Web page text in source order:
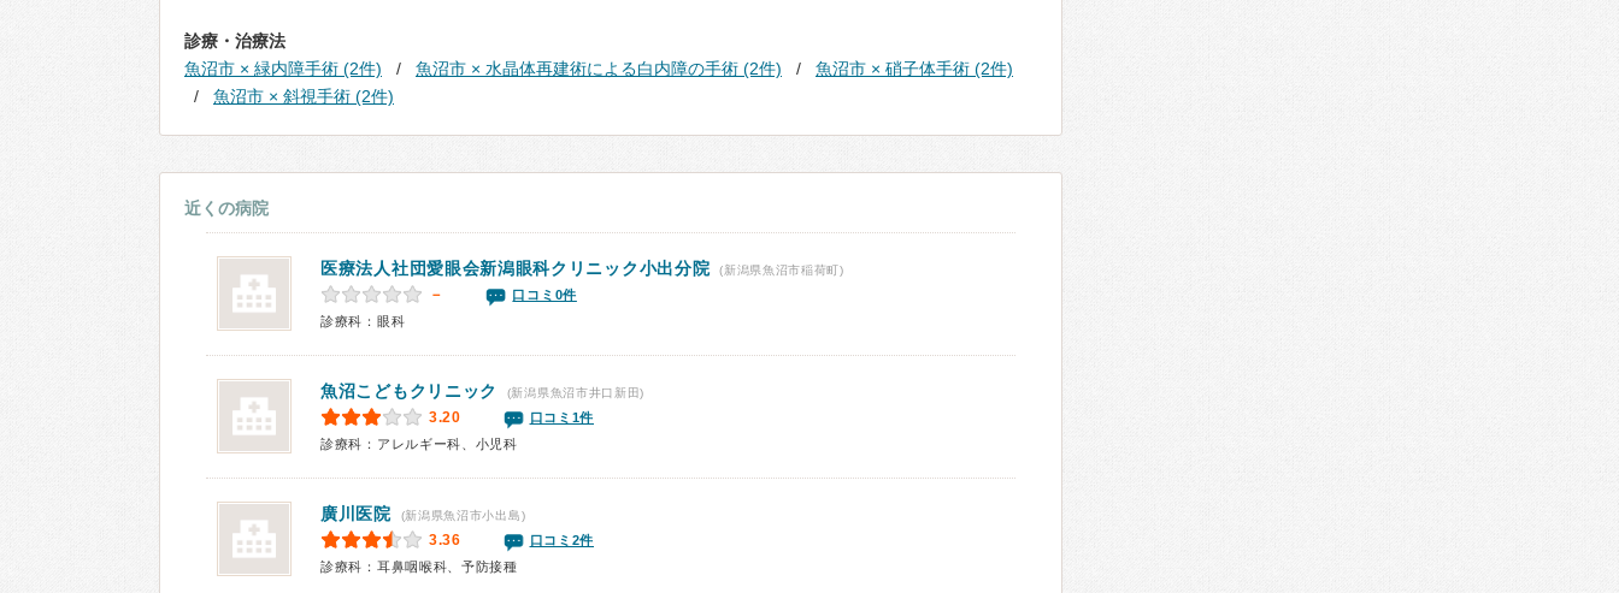
診療・治療法
魚沼市 × 緑内障手術 (2件)
魚沼市 × 水晶体再建術による白内障の手術 (2件)
魚沼市 × 硝子体手術 (2件)
魚沼市 × 斜視手術 (2件)
近くの病院
医療法人社団愛眼会新潟眼科クリニック小出分院 (新潟県魚沼市稲荷町)
－
口コミ0件
診療科：眼科
魚沼こどもクリニック (新潟県魚沼市井口新田)
3.20
口コミ1件
診療科：アレルギー科、小児科
廣川医院 (新潟県魚沼市小出島)
3.36
口コミ2件
診療科：耳鼻咽喉科、予防接種